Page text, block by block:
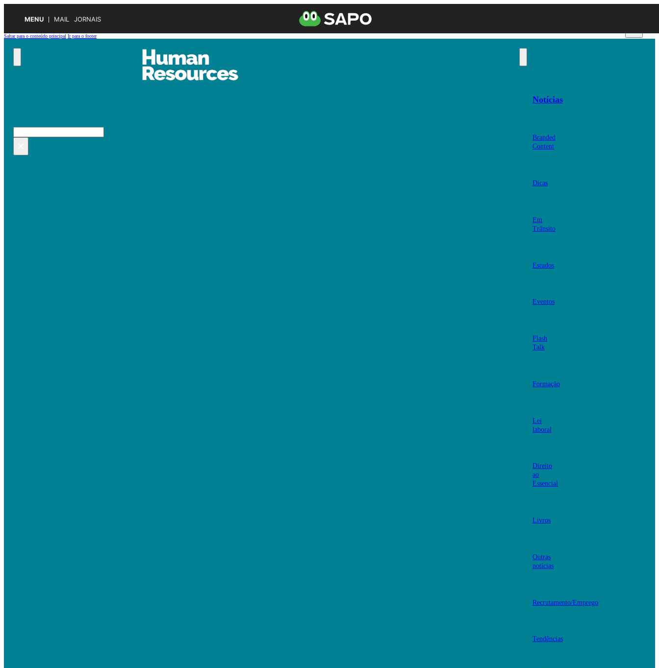
MENU MAIL JORNAIS
Saltar para o conteúdo principal Ir para o footer
Pesquisar
Notícias
Branded
Content
Dicas
Em
Trânsito
Estudos
Eventos
Flash
Talk
Formação
Lei
laboral
Direito
ao
Essencial
Livros
Outras
notícias
Recrutamento/Emprego
Tendências